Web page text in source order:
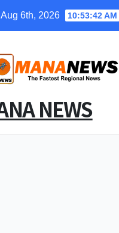
6th, 2026 10:53:44 AM
NEWS